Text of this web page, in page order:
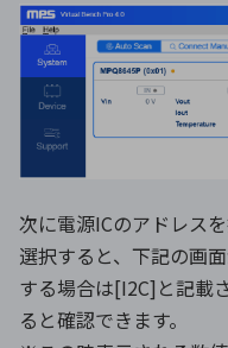
次に電源ICのアドレス
選択すると、下記の画
する場合は[I2C]と記載
ると確認できます。